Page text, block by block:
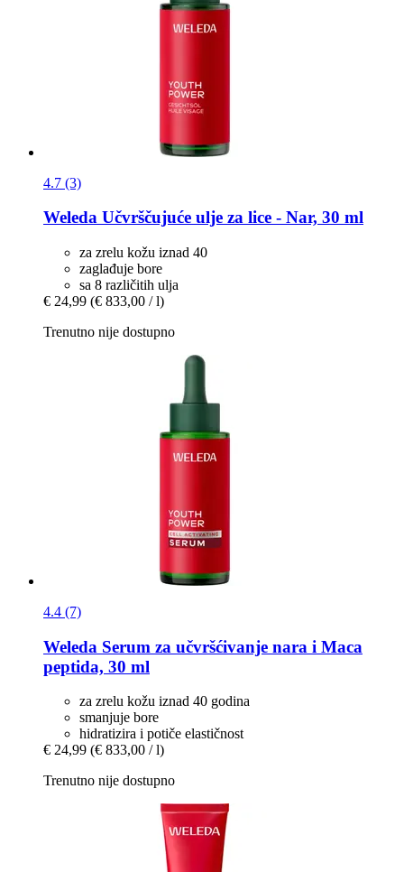
4.7 (3)
Weleda Učvrščujuće ulje za lice -​ Nar, 30 ml
za zrelu kožu iznad 40
zaglađuje bore
sa 8 različitih ulja
€ 24,99 (€ 833,00 / l)
Trenutno nije dostupno
4.4 (7)
Weleda Serum za učvršćivanje nara i Maca
peptida, 30 ml
za zrelu kožu iznad 40 godina
smanjuje bore
hidratizira i potiče elastičnost
€ 24,99 (€ 833,00 / l)
Trenutno nije dostupno